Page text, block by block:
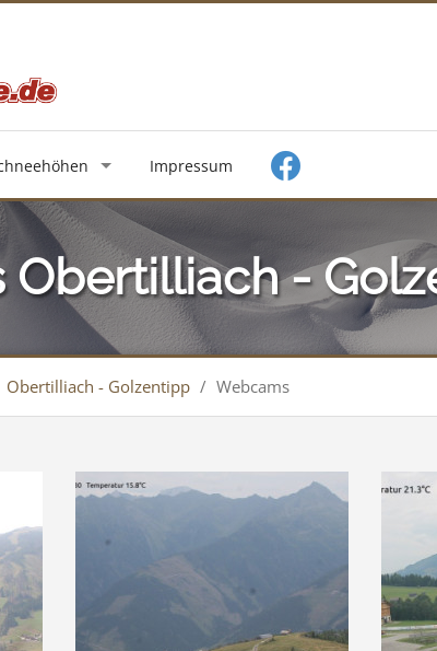
Impressum
Obertilliach -
Obertilliach - Golzentipp / Webcams